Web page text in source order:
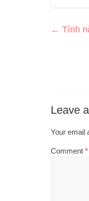
← Tính
Leave
Your email
Comment *